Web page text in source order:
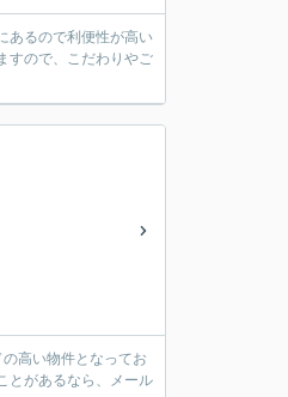
あるので利便性が高い
すので、こだわりやご
高い物件となってお
とがあるなら、メール